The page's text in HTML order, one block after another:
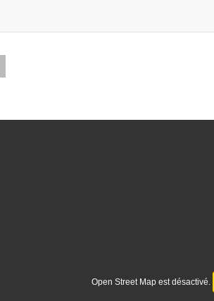
Open Street Map est désactivé.